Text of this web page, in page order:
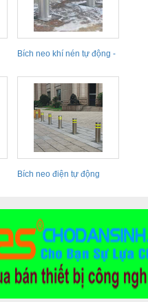
Bích neo khí nén tự động -
Bích neo điện tự động